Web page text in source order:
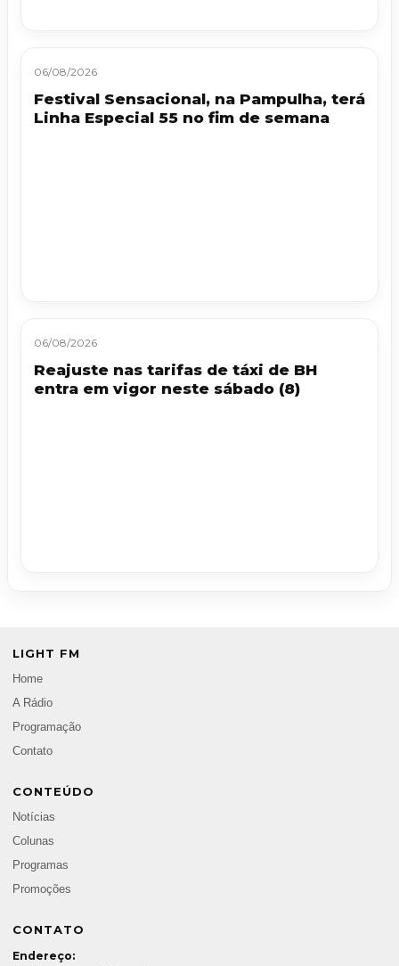
06/08/2026
Festival Sensacional, na Pampulha, terá
Linha Especial 55 no fim de semana
06/08/2026
Reajuste nas tarifas de táxi de BH
entra em vigor neste sábado (8)
LIGHT FM
Home
A Rádio
Programação
Contato
CONTEÚDO
Notícias
Colunas
Programas
Promoções
CONTATO
Endereço: